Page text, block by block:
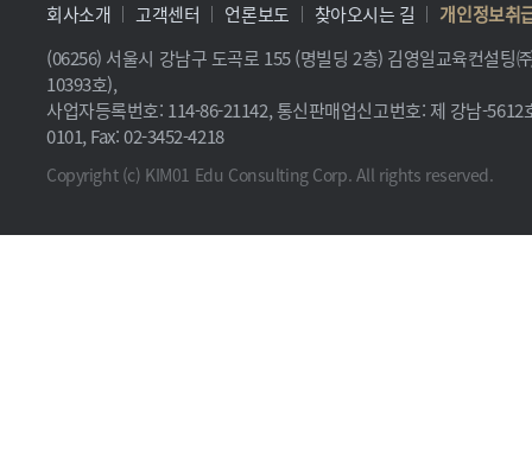
회사소개 고객센터 언론보도 찾아오시는 길
개인정보취
(06256) 서울시 강남구 도곡로 155 (명빌딩 2층) 김영일교육컨설팅
10393호),
사업자등록번호: 114-86-21142, 통신판매업신고번호: 제 강남-
0101, Fax: 02-3452-4218
Copyright (c) KIM01 Edu Consulting Corp. All rights reserved.